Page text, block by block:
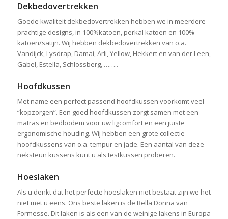
Dekbedovertrekken
Goede kwaliteit dekbedovertrekken hebben we in meerdere
prachtige designs, in 100%katoen, perkal katoen en 100%
katoen/satijn. Wij hebben dekbedovertrekken van o.a.
Vandijck, Lysdrap, Damai, Arli, Yellow, Hekkert en van der Leen,
Gabel, Estella, Schlossberg, ……..
Hoofdkussen
Met name een perfect passend hoofdkussen voorkomt veel
“kopzorgen”. Een goed hoofdkussen zorgt samen met een
matras en bedbodem voor uw ligcomfort en een juiste
ergonomische houding. Wij hebben een grote collectie
hoofdkussens van o.a. tempur en jade. Een aantal van deze
neksteun kussens kunt u als testkussen proberen.
Hoeslaken
Als u denkt dat het perfecte hoeslaken niet bestaat zijn we het
niet met u eens. Ons beste laken is de Bella Donna van
Formesse. Dit laken is als een van de weinige lakens in Europa